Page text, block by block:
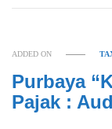
ADDED ON
Purbaya
Pajak :